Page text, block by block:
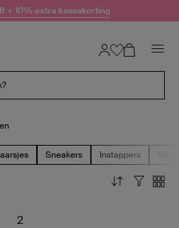
+ 10% extra kassakorting
Sneakers Instappers
2